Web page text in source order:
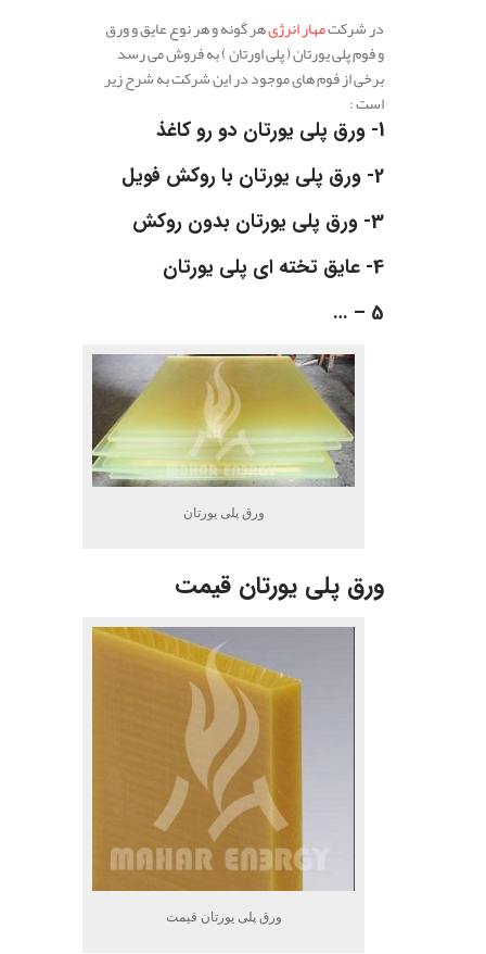
در شرکتمهار انرژیهر گونه و هر نوع عایق و ورق
و فوم پلی یورتان ( پلی اورتان ) به فروش می رسد
برخی از فوم های موجود در این شرکت به شرح زیر
است :
1- ورق پلی یورتان دو رو کاغذ
2- ورق پلی یورتان با روکش فویل
3- ورق پلی یورتان بدون روکش
4- عایق تخته ای پلی یورتان
5 – …
ورق پلی یورتان
ورق پلی یورتان قیمت
ورق پلی یورتان قیمت